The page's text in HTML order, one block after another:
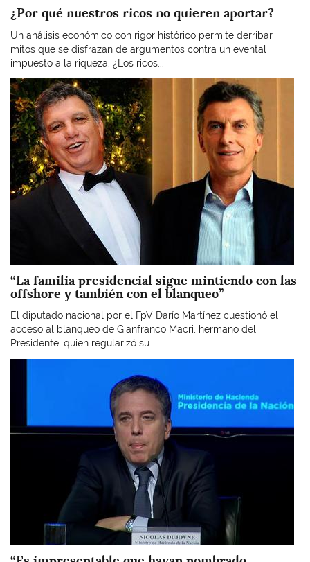
¿Por qué nuestros ricos no quieren aportar?
Un análisis económico con rigor histórico permite derribar
mitos que se disfrazan de argumentos contra un evental
impuesto a la riqueza. ¿Los ricos...
Imagen
“La familia presidencial sigue mintiendo con las
offshore y también con el blanqueo”
El diputado nacional por el FpV Darío Martínez cuestionó el
acceso al blanqueo de Gianfranco Macri, hermano del
Presidente, quien regularizó su...